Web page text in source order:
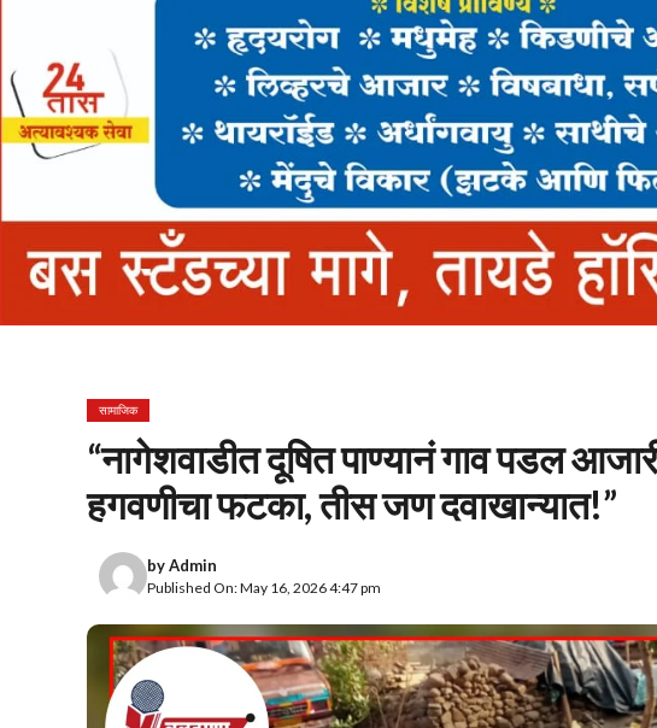
सामाजिक
“नागेशवाडीत दूषित पाण्यानं गाव पडल
हगवणीचा फटका, तीस जण दवाखान्यात!”
byAdmin
Published On: May 16, 2026 4:47 pm